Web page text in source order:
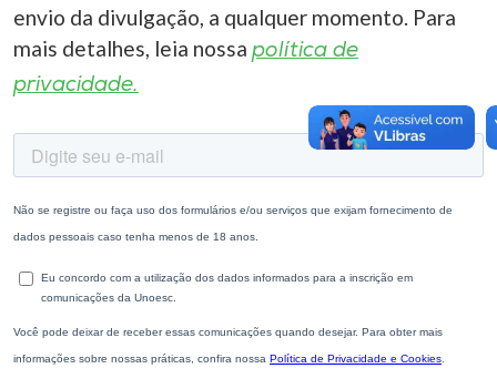
envio da divulgação, a qualquer momento. Para
mais detalhes, leia nossa política de
privacidade.